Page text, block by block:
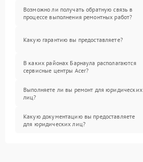
Возможно ли получать обратную связь в
процессе выполнения ремонтных работ?
Какую гарантию вы предоставляете?
В каких районах Барнаула располагаются
сервисные центры Acer?
Выполняете ли вы ремонт для юридических
лиц?
Какую документацию вы предоставляете
для юридических лиц?